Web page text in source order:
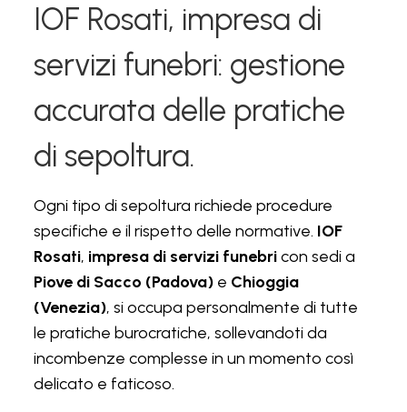
IOF Rosati, impresa di
servizi funebri: gestione
accurata delle pratiche
di sepoltura.
Ogni tipo di sepoltura richiede procedure
specifiche e il rispetto delle normative. IOF
Rosati, impresa di servizi funebricon sedi a
Piove di Sacco (Padova)e Chioggia
(Venezia), si occupa personalmente di tutte
le pratiche burocratiche, sollevandoti da
incombenze complesse in un momento così
delicato e faticoso.